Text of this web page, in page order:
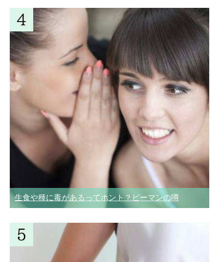
生食や種に毒があるってホント？ピーマンの噂